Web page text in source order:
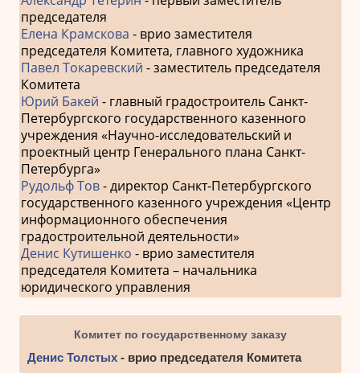
председателя
Елена Крамскова - врио заместителя
председателя Комитета, главного художника
Павел Токаревский - заместитель председателя
Комитета
Юрий Бакей - главный градостроитель Санкт-
Петербургского государственного казенного
учреждения «Научно-исследовательский и
проектный центр Генерального плана Санкт-
Петербурга»
Рудольф Тов- директор Санкт-Петербургского
государственного казенного учреждения «Центр
информационного обеспечения
градостроительной деятельности»
Денис Кутишенко - врио заместителя
председателя Комитета – начальника
юридического управления
Комитет по государственному заказу
Денис Толстых- врио председателя Комитета